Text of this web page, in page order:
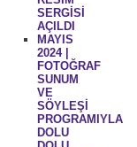
SERGİSİ
AÇILDI
MAYIS
2024 |
FOTOĞRAF
SUNUM
VE
SÖYLEŞİ
PROGRAMIYLA
DOLU